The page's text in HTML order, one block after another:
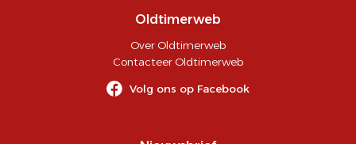
Oldtimerweb
Over Oldtimerweb
Contacteer Oldtimerweb
Volg ons op Facebook